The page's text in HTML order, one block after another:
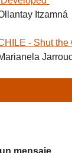
Itzamná
- Shut the
Jarroud
mensaje